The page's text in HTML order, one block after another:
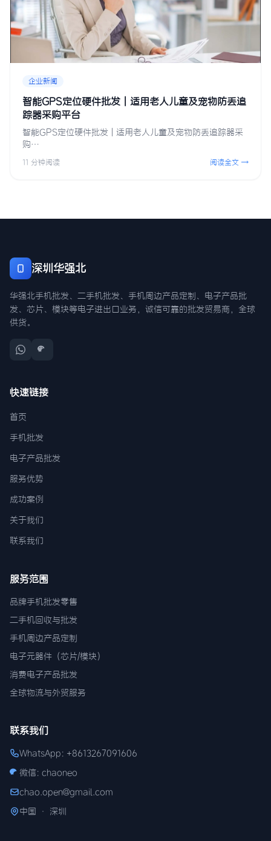
企业新闻
智能GPS定位硬件批发 | 适用老人儿童及宠物防丢追
踪器采购平台
智能GPS定位硬件批发 | 适用老人儿童及宠物防丢追踪器采
购…
11 分钟阅读 阅读全文 →
深圳华强北
华强北手机批发、二手机批发、手机周边产品定制、电子产品批
发、芯片、模块等电子进出口业务，诚信可靠的批发贸易商，全球
供货。
快速链接
首页
手机批发
电子产品批发
服务优势
成功案例
关于我们
联系我们
服务范围
品牌手机批发零售
二手机回收与批发
手机周边产品定制
电子元器件（芯片/模块）
消费电子产品批发
全球物流与外贸服务
联系我们
WhatsApp: +8613267091606
微信: chaoneo
chao.open@gmail.com
中国 · 深圳